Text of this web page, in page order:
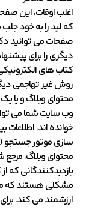
اغلب اوقات، این
که لید را به خود جلب
صفحات می توانید
دیگری را برای
کتاب های
روش غیر تهاجمی
محتوای وبلاگ و یا
وب سایت شما می
خوانده اند،
سازی موتور جستجو (SEO)، لید ها را جمع آوری می کند.
محتوای وبلاگ،
بازدیدکنندگانی که
مشکلی هستند که می
ارزشمند می کند.